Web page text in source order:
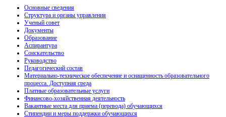
Основные сведения
Структура и органы управления
Ученый совет
Документы
Образование
Аспирантура
Соискательство
Руководство
Педагогический состав
Материально-техническое обеспечение и оснащенность образовательного
процесса. Доступная среда
Платные образовательные услуги
Финансово-хозяйственная деятельность
Вакантные места для приема (перевода) обучающихся
Стипендии и меры поддержки обучающихся